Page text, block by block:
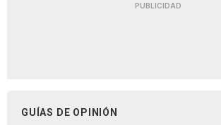
PUBLICIDAD
GUÍAS DE OPINIÓN